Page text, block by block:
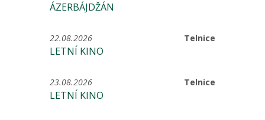
ÁZERBÁJDŽÁN
Telnice
22.08.2026
LETNÍ KINO
Telnice
23.08.2026
LETNÍ KINO